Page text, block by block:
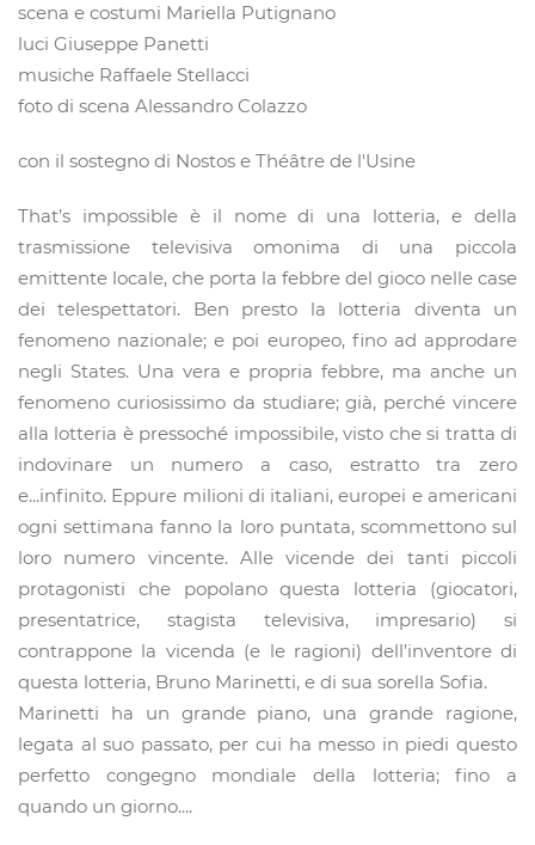
scena e costumi Mariella Putignano
luci Giuseppe Panetti
musiche Raffaele Stellacci
foto di scena Alessandro Colazzo
con il sostegno di Nostos e Théâtre de l'Usine
That’s impossible è il nome di una lotteria, e della
trasmissione televisiva omonima di una piccola
emittente locale, che porta la febbre del gioco nelle case
dei telespettatori. Ben presto la lotteria diventa un
fenomeno nazionale; e poi europeo, fino ad approdare
negli States. Una vera e propria febbre, ma anche un
fenomeno curiosissimo da studiare; già, perché vincere
alla lotteria è pressoché impossibile, visto che si tratta di
indovinare un numero a caso, estratto tra zero
e...infinito. Eppure milioni di italiani, europei e americani
ogni settimana fanno la loro puntata, scommettono sul
loro numero vincente. Alle vicende dei tanti piccoli
protagonisti che popolano questa lotteria (giocatori,
presentatrice, stagista televisiva, impresario) si
contrappone la vicenda (e le ragioni) dell’inventore di
questa lotteria, Bruno Marinetti, e di sua sorella Sofia.
Marinetti ha un grande piano, una grande ragione,
legata al suo passato, per cui ha messo in piedi questo
perfetto congegno mondiale della lotteria; fino a
quando un giorno....